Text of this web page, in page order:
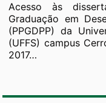
Acesso às
Graduação em
(PPGDPP) da
(UFFS) campus
2017…